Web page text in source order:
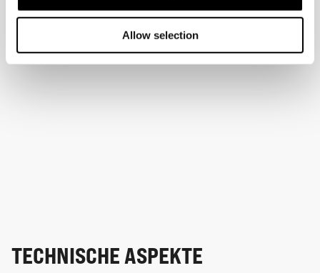
Allow selection
TECHNISCHE ASPEKTE